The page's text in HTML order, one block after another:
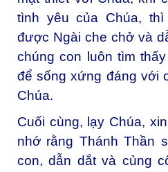
tình yêu của Chúa,
được Ngài che chở và
chúng con luôn tìm
để sống xứng đáng với
Chúa.
Cuối cùng, lạy Chúa,
nhớ rằng Thánh Thần
con, dẫn dắt và củng